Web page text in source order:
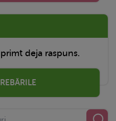
deja raspuns.